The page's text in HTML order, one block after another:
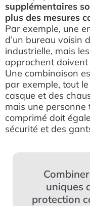
supplémentaires
plus des mesures
Par exemple, une
d’un bureau voisin
industrielle, mais
approchent
Une combinaison
par exemple, tout
casque et des
mais une personne
comprimé doit
sécurité et des
uniques
protection